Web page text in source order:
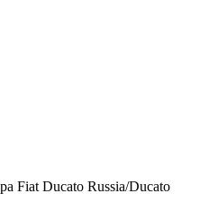
Fiat Ducato Russia/Ducato